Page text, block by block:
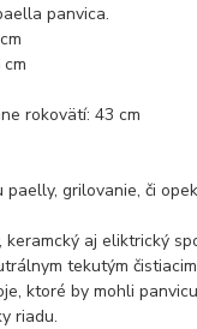
panvica.
rokovätí: 43 cm
grilovanie, či
keramcký aj eliktrický
tekutým
ktoré by mohli
riadu.